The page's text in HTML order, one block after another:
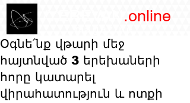
.online
Օգնե՛նք վթարի մեջ
հայտնված 3 երեխաների
հորը կատարել
վիրահատություն և ոտքի